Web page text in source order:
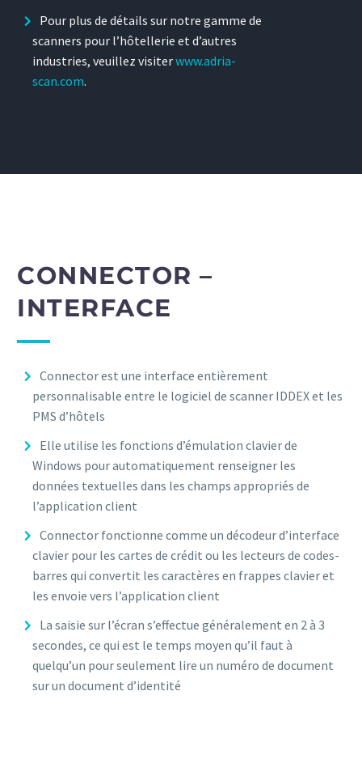
Pour plus de détails sur notre gamme de
scanners pour l’hôtellerie et d’autres
industries, veuillez visiterwww.adria-
scan.com.
CONNECTOR –
INTERFACE
Connector est une interface entièrement
personnalisable entre le logiciel de scanner IDDEX et les
PMS d’hôtels
Elle utilise les fonctions d’émulation clavier de
Windows pour automatiquement renseigner les
données textuelles dans les champs appropriés de
l’application client
Connector fonctionne comme un décodeur d’interface
clavier pour les cartes de crédit ou les lecteurs de codes-
barres qui convertit les caractères en frappes clavier et
les envoie vers l’application client
La saisie sur l’écran s’effectue généralement en 2 à 3
secondes, ce qui est le temps moyen qu’il faut à
quelqu’un pour seulement lire un numéro de document
sur un document d’identité